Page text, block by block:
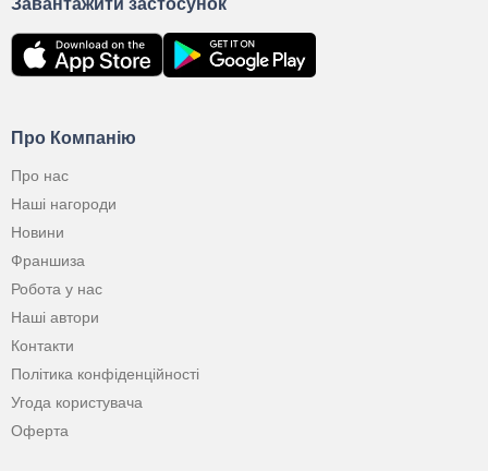
Про Компанію
Про нас
Наші нагороди
Новини
Франшиза
Робота у нас
Наші автори
Контакти
Політика конфіденційності
Угода користувача
Оферта
Завантажити застосунок